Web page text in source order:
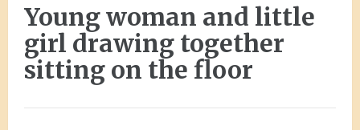
Young woman and little
girl drawing together
sitting on the floor